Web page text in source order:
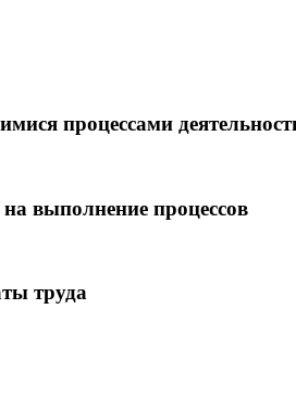
процессами
выполнение процессов
труда